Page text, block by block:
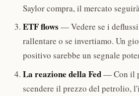
Saylor compra, il mercato
ETF flows — Vedere se i
rallentare o se invertiamo. Un
positivo sarebbe un segnale
La reazione della Fed— Con il
scendere il prezzo del petrolio,